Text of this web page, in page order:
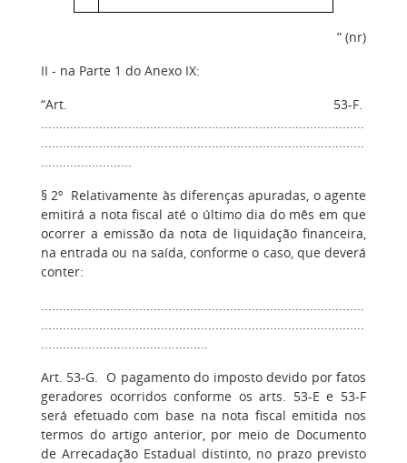
” (nr)
II - na Parte 1 do Anexo IX:
“Art. 53-F.
.........................................................................................
.........................................................................................
.........................
§ 2º Relativamente às diferenças apuradas, o agente
emitirá a nota fiscal até o último dia do mês em que
ocorrer a emissão da nota de liquidação financeira,
na entrada ou na saída, conforme o caso, que deverá
conter:
.........................................................................................
.........................................................................................
..............................................
Art. 53-G. O pagamento do imposto devido por fatos
geradores ocorridos conforme os arts. 53-E e 53-F
será efetuado com base na nota fiscal emitida nos
termos do artigo anterior, por meio de Documento
de Arrecadação Estadual distinto, no prazo previsto